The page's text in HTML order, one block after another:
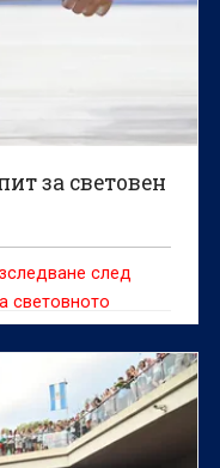
за световен
след
световното
трибой, при който
световен